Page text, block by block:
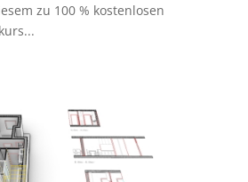
zu 100 % kostenlosen